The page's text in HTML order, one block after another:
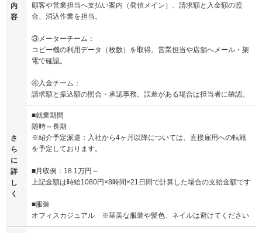
内
容
顧客や営業担当へ支払い案内（発信メイン）、請求額と入金額の照
合、消込作業を担当。
③メーターチーム：
コピー機の利用データ（枚数）を取得。営業担当や店舗へメール・架
電で確認。
④入金チーム：
請求額と振込額の照合・承認事務。誤差がある場合は担当者に確認。
さ
ら
に
詳
し
く
■就業期間
随時～長期
※紹介予定派遣：入社から4ヶ月以降については、直接雇用への転籍
を予定しております。
■月収例：18.1万円～
上記金額は時給1080円×8時間×21日間で計算した場合の支給金額です
■服装
オフィスカジュアル ※華美な服装や髪色、ネイルは避けてください